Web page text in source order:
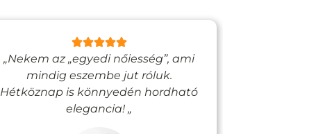
„Nekem az „egyedi nőiesség”, ami
mindig eszembe jut róluk.
Hétköznap is könnyedén hordható
elegancia! „